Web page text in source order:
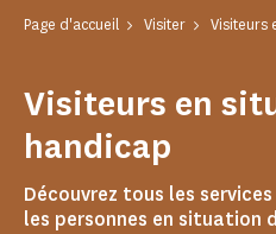
Page d'accueil Visiter Visiteurs
Visiteurs en
handicap
Découvrez tous les
les personnes en situation